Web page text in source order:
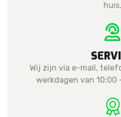
huis.
Wij zijn via e-mail,
werkdagen van 10:00